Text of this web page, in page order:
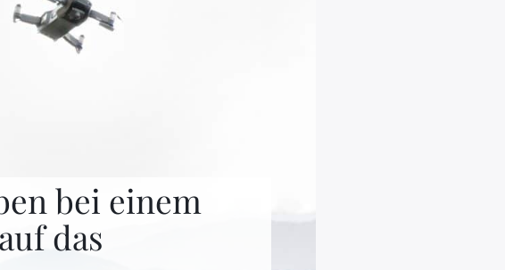
bei einem
das